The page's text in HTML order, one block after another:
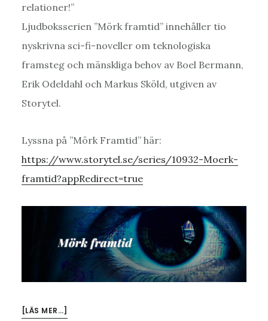
relationer!”
Ljudboksserien ”Mörk framtid” innehåller tio
nyskrivna sci-fi-noveller om teknologiska
framsteg och mänskliga behov av Boel Bermann,
Erik Odeldahl och Markus Sköld, utgiven av
Storytel.
Lyssna på ”Mörk Framtid” här:
https://www.storytel.se/series/10932-Moerk-
framtid?appRedirect=true
[LÄS MER…]